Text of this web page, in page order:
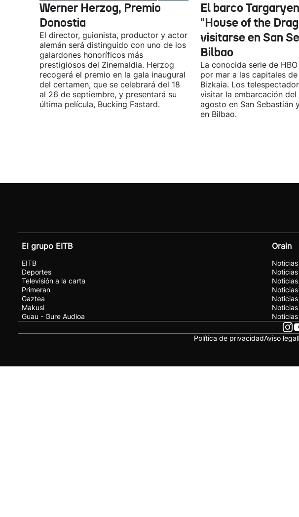
Werner Herzog, Premio
Donostia
El director, guionista, productor y actor
alemán será distinguido con uno de los
galardones honoríficos más
prestigiosos del Zinemaldia. Herzog
recogerá el premio en la gala inaugural
del certamen, que se celebrará del 18
al 26 de septiembre, y presentará su
última película, Bucking Fastard.
El barco
"House of the
visitarse en San
Bilbao
La conocida serie de
por mar a las capitales
Bizkaia. Los
visitar la embarcación del
agosto en San Sebastián
en Bilbao.
El grupo EITB
EITB
Deportes
Televisión a la carta
Primeran
Gaztea
Makusi
Guau - Gure Audioa
Orain
Política de privacidadAviso legal